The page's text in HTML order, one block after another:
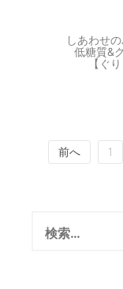
しあわせ
低糖質&
【ぐ
ペ
前へ 1